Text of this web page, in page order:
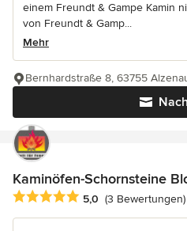
einem Freundt & Gampe Kamin
von Freundt & Gamp...
Mehr
Bernhardstraße 8, 63755
Kaminöfen-Schornsteine
Durchschnittliche Bewertung: 5
5,0 (3 Bewertungen)